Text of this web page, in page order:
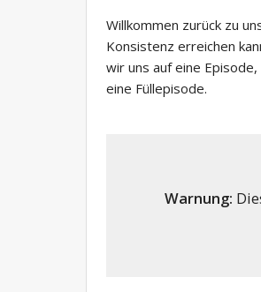
Willkommen zurück zu
Konsistenz erreichen
wir uns auf eine
eine Füllepisode.
Warnung: